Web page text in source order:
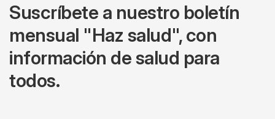
Suscríbete a nuestro boletín
mensual "Haz salud", con
información de salud para
todos.